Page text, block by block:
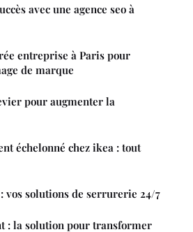
avec une agence seo à
entreprise à Paris pour
de marque
pour augmenter la
échelonné chez ikea : tout
vos solutions de serrurerie 24/7
: la solution pour transformer